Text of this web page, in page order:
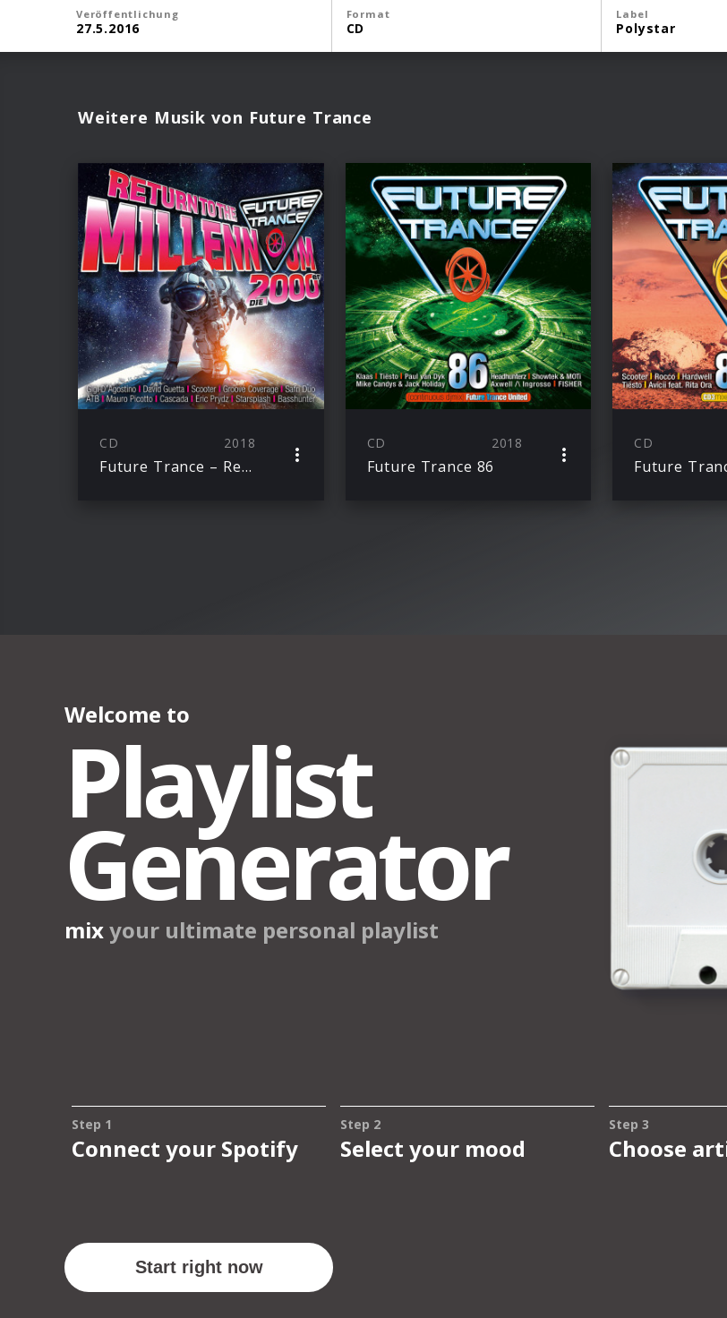
Veröffentlichung
27.5.2016
Format
CD
Label
Polystar
Weitere Musik von Future Trance
CD 2018
Future Trance – Return To The Millennium (2000er)
CD 2018
Future Trance 86
CD
Future